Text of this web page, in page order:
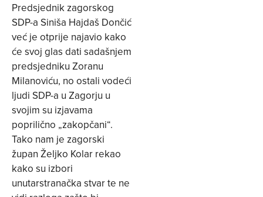
Predsjednik zagorskog
SDP-a Siniša Hajdaš Dončić
već je otprije najavio kako
će svoj glas dati sadašnjem
predsjedniku Zoranu
Milanoviću, no ostali vodeći
ljudi SDP-a u Zagorju u
svojim su izjavama
poprilično „zakopčani“.
Tako nam je zagorski
župan Željko Kolar rekao
kako su izbori
unutarstranačka stvar te ne